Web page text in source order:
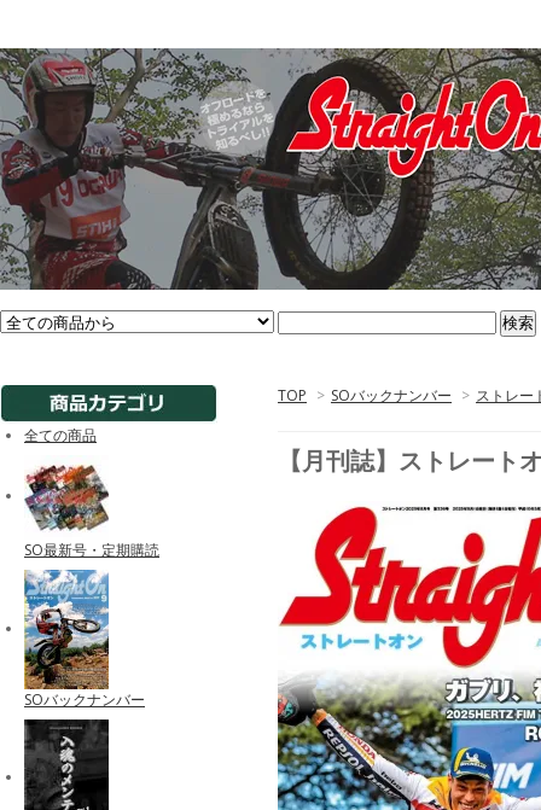
TOP > SOバックナンバー > ストレー
【月刊誌】ストレート
全ての商品
SO最新号・定期購読
SOバックナンバー